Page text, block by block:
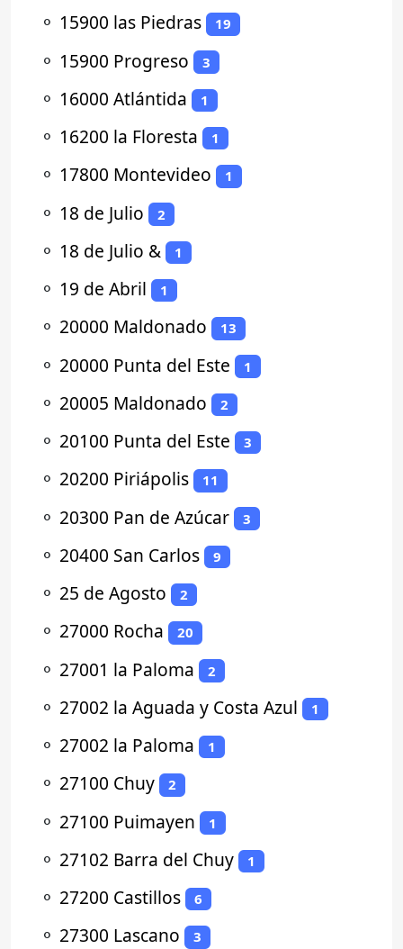
⚬ 15900 las Piedras 19
⚬ 15900 Progreso 3
⚬ 16000 Atlántida 1
⚬ 16200 la Floresta 1
⚬ 17800 Montevideo 1
⚬ 18 de Julio 2
⚬ 18 de Julio & 1
⚬ 19 de Abril 1
⚬ 20000 Maldonado 13
⚬ 20000 Punta del Este 1
⚬ 20005 Maldonado 2
⚬ 20100 Punta del Este 3
⚬ 20200 Piriápolis 11
⚬ 20300 Pan de Azúcar 3
⚬ 20400 San Carlos 9
⚬ 25 de Agosto 2
⚬ 27000 Rocha 20
⚬ 27001 la Paloma 2
⚬ 27002 la Aguada y Costa Azul 1
⚬ 27002 la Paloma 1
⚬ 27100 Chuy 2
⚬ 27100 Puimayen 1
⚬ 27102 Barra del Chuy 1
⚬ 27200 Castillos 6
⚬ 27300 Lascano 3